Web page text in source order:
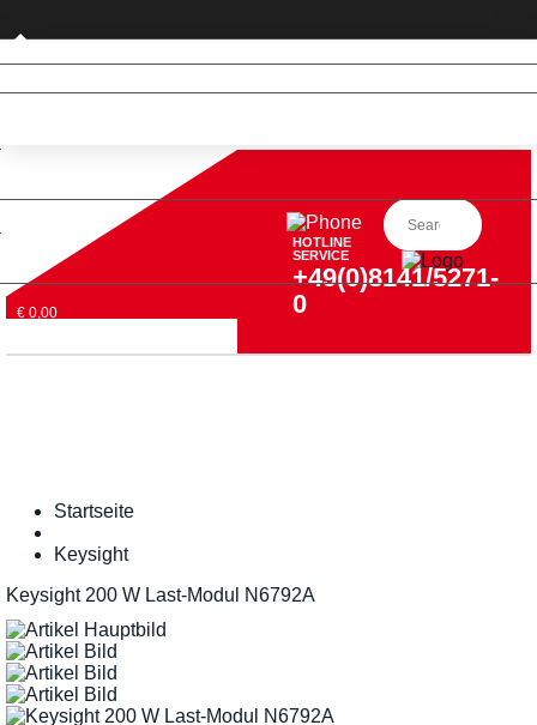
Privatkunde (nur DE)
€ 0,00
HOTLINE
SERVICE
+49(0)8141/5271-
0
Startseite
Keysight
Keysight 200 W Last-Modul N6792A